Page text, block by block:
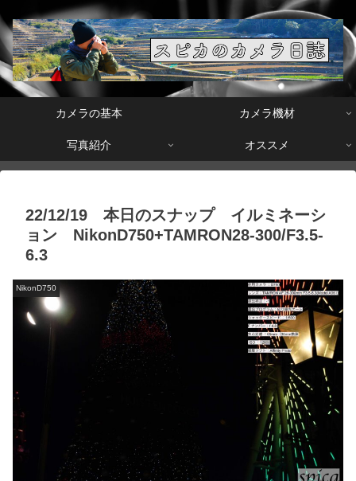
カメラの基本 カメラ機材
写真紹介 オススメ
22/12/19 本日のスナップ イルミネーシ
ョン NikonD750+TAMRON28-300/F3.5-
6.3
NikonD750